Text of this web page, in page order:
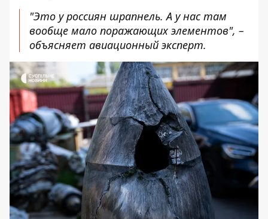
"Это у россиян шрапнель. А у нас там
вообще мало поражающих элементов", –
объясняет авиационный эксперт.